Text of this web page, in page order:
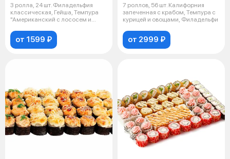
3 ролла, 24 шт. Филадельфия
классическая, Гейша, Темпура
"Американский с лососем и
от 1599 ₽
7 роллов, 56 шт. Калифорния
запеченная с крабом, Темпура с
курицей и овощами, Филадельфи
от 2999 ₽